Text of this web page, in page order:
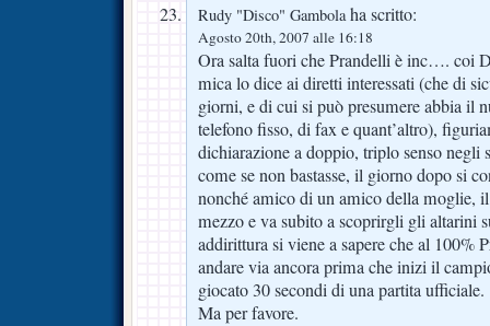
Rudy "Disco" Gambolaha scritto:
Agosto 20th, 2007 alle 16:18
Ora salta fuori che Prandelli è inc…. coi
mica lo dice ai diretti interessati (che di
giorni, e di cui si può presumere abbia il
telefono fisso, di fax e quant’altro),
dichiarazione a doppio, triplo senso negli
come se non bastasse, il giorno dopo si
nonché amico di un amico della moglie,
mezzo e va subito a scoprirgli gli altarini
addirittura si viene a sapere che al 100%
andare via ancora prima che inizi il
giocato 30 secondi di una partita ufficiale.
Ma per favore.